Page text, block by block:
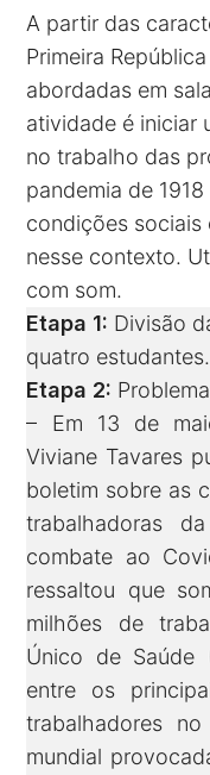
A partir das
Primeira
abordadas em
atividade é iniciar
no trabalho das
pandemia de
condições sociais
nesse contexto.
com som.
Etapa 1: Divisão
quatro estudantes.
Etapa 2:
– Em 13 de
Viviane Tavares
boletim sobre as
trabalhadoras
combate ao
ressaltou que
milhões de
Único de Saúde
entre os
trabalhadores
mundial